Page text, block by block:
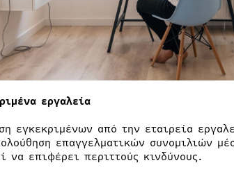
εργαλεία
εγκεκριμένων από την εταιρεία
επαγγελματικών συνομιλιών
να επιφέρει περιττούς κινδύνους.